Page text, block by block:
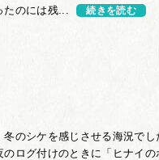
のには残...
続きを読む
のシケを感じさせる海況で
ログ付けのときに「ヒナイの